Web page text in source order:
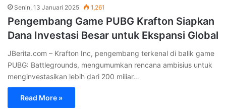
Senin, 13 Januari 2025 1,261
Pengembang Game PUBG Krafton Siapkan
Dana Investasi Besar untuk Ekspansi Global
JBerita.com – Krafton Inc, pengembang terkenal di balik game
PUBG: Battlegrounds, mengumumkan rencana ambisius untuk
menginvestasikan lebih dari 200 miliar…
Read More »